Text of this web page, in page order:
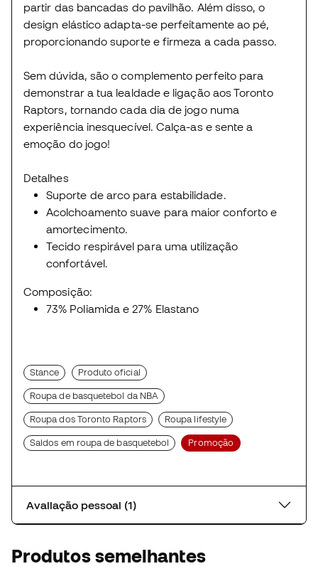
partir das bancadas do pavilhão. Além disso, o
design elástico adapta-se perfeitamente ao pé,
proporcionando suporte e firmeza a cada passo.
Sem dúvida, são o complemento perfeito para
demonstrar a tua lealdade e ligação aos Toronto
Raptors, tornando cada dia de jogo numa
experiência inesquecível. Calça-as e sente a
emoção do jogo!
Detalhes
Suporte de arco para estabilidade.
Acolchoamento suave para maior conforto e
amortecimento.
Tecido respirável para uma utilização
confortável.
Composição:
73% Poliamida e 27% Elastano
Stance Produto oficial
Roupa de basquetebol da NBA
Roupa dos Toronto Raptors Roupa lifestyle
Saldos em roupa de basquetebol Promoção
Avaliação pessoal (1)
Produtos semelhantes